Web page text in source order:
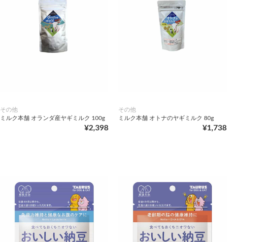
その他
ミルク本舗 オランダ産ヤギミルク 100g
¥2,398
その他
ミルク本舗 オトナのヤギミルク 80g
¥1,738